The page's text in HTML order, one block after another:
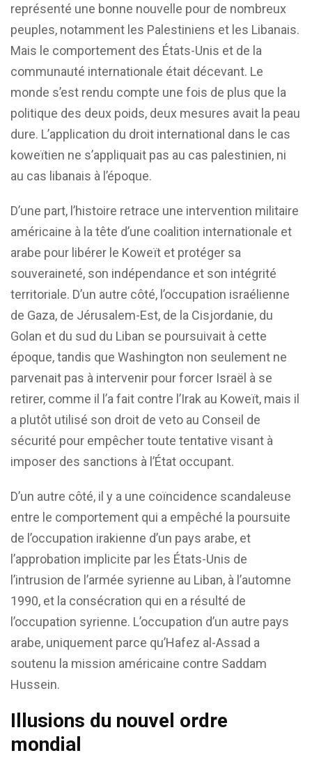
représenté une bonne nouvelle pour de nombreux
peuples, notamment les Palestiniens et les Libanais.
Mais le comportement des États-Unis et de la
communauté internationale était décevant. Le
monde s’est rendu compte une fois de plus que la
politique des deux poids, deux mesures avait la peau
dure. L’application du droit international dans le cas
koweïtien ne s’appliquait pas au cas palestinien, ni
au cas libanais à l’époque.
D’une part, l’histoire retrace une intervention militaire
américaine à la tête d’une coalition internationale et
arabe pour libérer le Koweït et protéger sa
souveraineté, son indépendance et son intégrité
territoriale. D’un autre côté, l’occupation israélienne
de Gaza, de Jérusalem-Est, de la Cisjordanie, du
Golan et du sud du Liban se poursuivait à cette
époque, tandis que Washington non seulement ne
parvenait pas à intervenir pour forcer Israël à se
retirer, comme il l’a fait contre l’Irak au Koweït, mais il
a plutôt utilisé son droit de veto au Conseil de
sécurité pour empêcher toute tentative visant à
imposer des sanctions à l’État occupant.
D’un autre côté, il y a une coïncidence scandaleuse
entre le comportement qui a empêché la poursuite
de l’occupation irakienne d’un pays arabe, et
l’approbation implicite par les États-Unis de
l’intrusion de l’armée syrienne au Liban, à l’automne
1990, et la consécration qui en a résulté de
l’occupation syrienne. L’occupation d’un autre pays
arabe, uniquement parce qu’Hafez al-Assad a
soutenu la mission américaine contre Saddam
Hussein.
Illusions du nouvel ordre
mondial